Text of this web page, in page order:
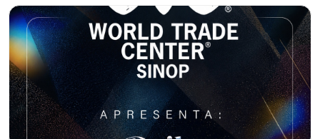
World Trade Center Sinop apresenta o Baile
do Rubi 2026